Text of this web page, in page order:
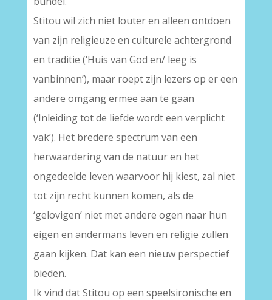
Stitou wil zich niet louter en alleen ontdoen
van zijn religieuze en culturele achtergrond
en traditie (‘Huis van God en/ leeg is
vanbinnen’), maar roept zijn lezers op er een
andere omgang ermee aan te gaan
(‘Inleiding tot de liefde wordt een verplicht
vak’). Het bredere spectrum van een
herwaardering van de natuur en het
ongedeelde leven waarvoor hij kiest, zal niet
tot zijn recht kunnen komen, als de
‘gelovigen’ niet met andere ogen naar hun
eigen en andermans leven en religie zullen
gaan kijken. Dat kan een nieuw perspectief
bieden.
Ik vind dat Stitou op een speelsironische en